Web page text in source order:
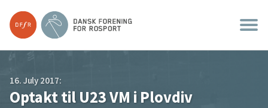
16. July 2017:
Optakt til U23 VM i Plovdiv